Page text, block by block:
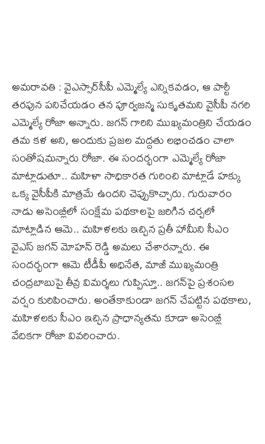
అమరావతి : వైఎస్సార్‌సీపీ ఎమ్మెల్యే ఎన్నికవడం, ఆ పార్టీ
తరఫున పనిచేయడం తన పూర్వజన్మ సుకృతమని వైసీపీ నగరి
ఎమ్మెల్యే రోజా అన్నారు. జగన్‌ గారిని ముఖ్యమంత్రిని చేయడం
తమ కళ అని, అందుకు ప్రజల మద్దతు లభించడం చాలా
సంతోషమన్నారు రోజా. ఈ సందర్భంగా ఎమ్మెల్యే రోజా
మాట్లాడుతూ.. మహిళా సాధికారత గురించి మాట్లాడే హక్కు
ఒక్క వైసీపీకి మాత్రమే ఉందని చెప్పుకొచ్చారు. గురువారం
నాడు అసెంబ్లీలో సంక్షేమ పథకాలపై జరిగిన చర్చలో
మాట్లాడిన ఆమె.. మహిళలకు ఇచ్చిన ప్రతీ హామీని సీఎం
వైఎస్ జగన్ మోహన్ రెడ్డి అమలు చేశారన్నారు. ఈ
సందర్భంగా ఆమె టీడీపీ అధినేత, మాజీ ముఖ్యమంత్రి
చంద్రబాబుపై తీవ్ర విమర్శలు గుప్పిస్తూ.. జగన్‌పై ప్రశంసల
వర్షం కురిపించారు. అంతేకాకుండా జగన్ చేపట్టిన పథకాలు,
మహిళలకు సీఎం ఇచ్చిన ప్రాధాన్యతను కూడా అసెంబ్లీ
వేదికగా రోజా వివరించారు.